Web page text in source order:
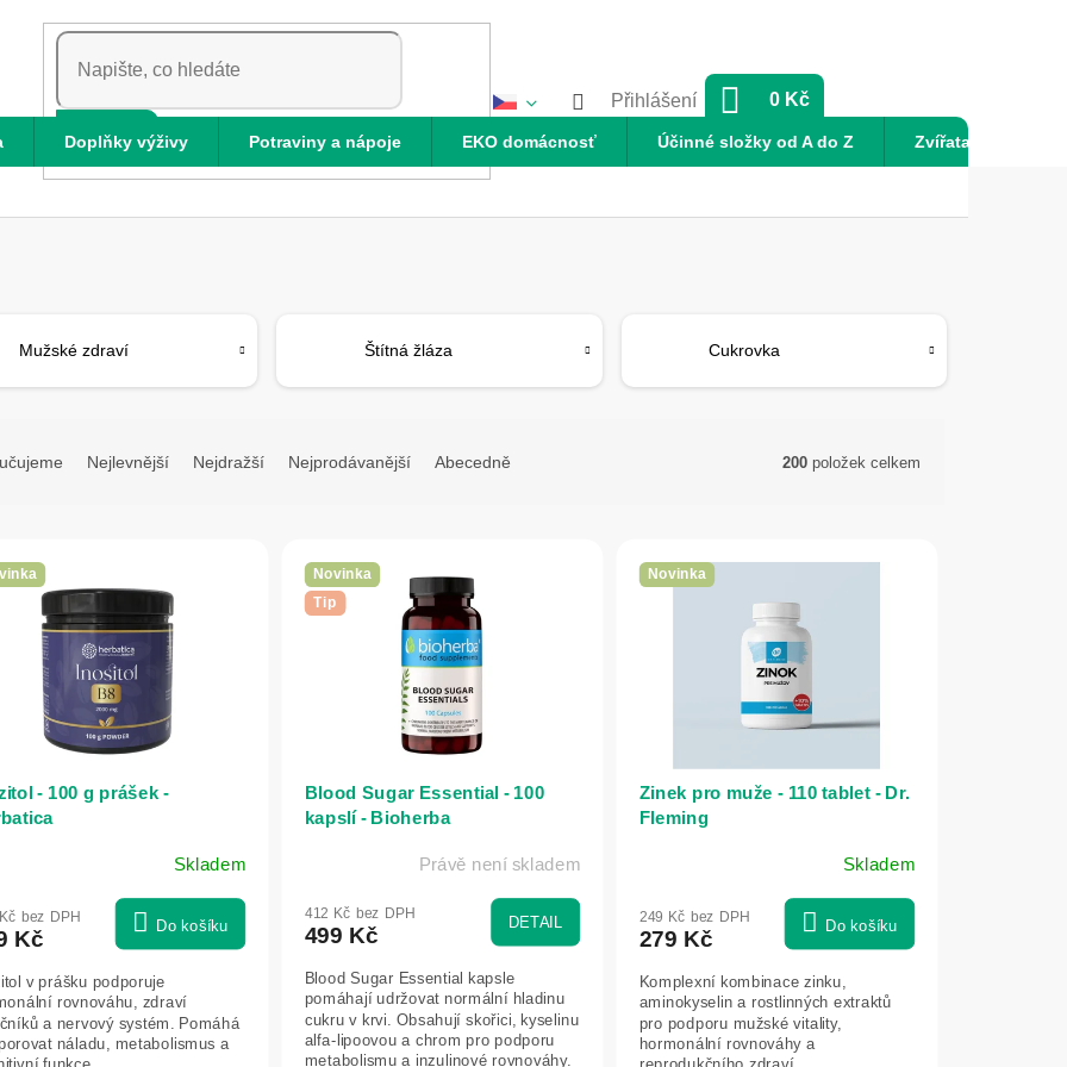
HLEDAT
Přihlášení
NÁKUPNÍ
0 Kč
Doplňky výživy Potraviny a nápoje EKO domácnosť Účinné složky od A do Z Zvířata
Mužské zdraví Štítná žláza Cukrovka
Nejlevnější Nejdražší Nejprodávanější Abecedně 200 položek celkem
- 100 g prášek -
Skladem
bez DPH
Kč Do košíku
v prášku podporuje
rovnováhu, zdraví
a nervový systém. Pomáhá
náladu, metabolismus a
Novinka
Tip
Blood Sugar Essential - 100
kapslí - Bioherba
Právě není skladem
412 Kč bez DPH
499 Kč DETAIL
Blood Sugar Essential kapsle
pomáhají udržovat normální hladinu
cukru v krvi. Obsahují skořici, kyselinu
alfa-lipoovou a chrom pro podporu
metabolismu a inzulinové rovnováhy.
Novinka
Zinek pro muže - 110 tablet - Dr.
Fleming
Skladem
249 Kč bez DPH
279 Kč Do košíku
Komplexní kombinace zinku,
aminokyselin a rostlinných extraktů
pro podporu mužské vitality,
hormonální rovnováhy a